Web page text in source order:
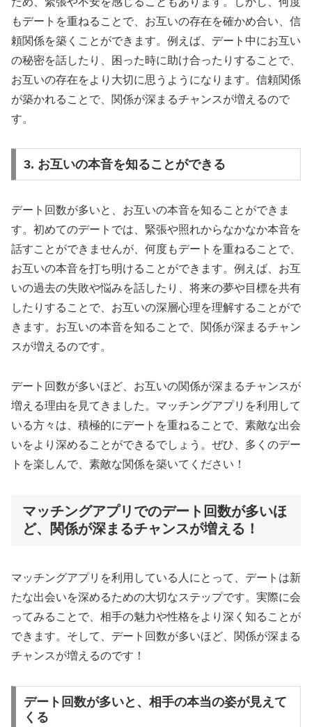
もデートを重ねることで、お互いの存在を確かめ合い、信
頼関係を築くことができます。例えば、デート中にお互い
の秘密を話したり、困った時に助け合ったりすることで、
お互いの存在をより大切に思うようになります。信頼関係
が築かれることで、関係が深まるチャンスが増えるので
す。
3. お互いの本音を知ることができる
デート回数が多いと、お互いの本音を知ることができま
す。初めてのデートでは、緊張や照れからなかなか本音を
話すことができませんが、何度もデートを重ねることで、
お互いの本音を打ち明けることができます。例えば、お互
いの過去の失敗や悩みを話したり、将来の夢や目標を共有
したりすることで、お互いの深層心理を理解することがで
きます。お互いの本音を知ることで、関係が深まるチャン
スが増えるのです。
デート回数が多いほど、お互いの関係が深まるチャンスが
増える理由を見てきました。マッチングアプリを利用して
いる方々は、積極的にデートを重ねることで、素敵な出会
いをより深めることができるでしょう。ぜひ、多くのデー
トを楽しんで、素敵な関係を築いてください！
マッチングアプリでのデート回数が多いほ
ど、関係が深まるチャンスが増える！
マッチングアプリを利用している人にとって、デートは新
たな出会いを深めるための大切なステップです。実際に会
ってみることで、相手の魅力や性格をより深く知ることが
できます。そして、デート回数が多いほど、関係が深まる
チャンスが増えるのです！
デート回数が多いと、相手の本当の姿が見えて
くる